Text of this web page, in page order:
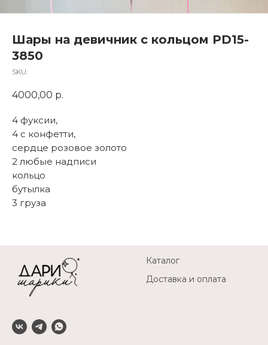
Шары на девичник с кольцом PD15-
3850
SKU:
4000,00 р.
4 фуксии,
4 с конфетти,
сердце розовое золото
2 любые надписи
кольцо
бутылка
3 груза
Каталог
Доставка и оплата